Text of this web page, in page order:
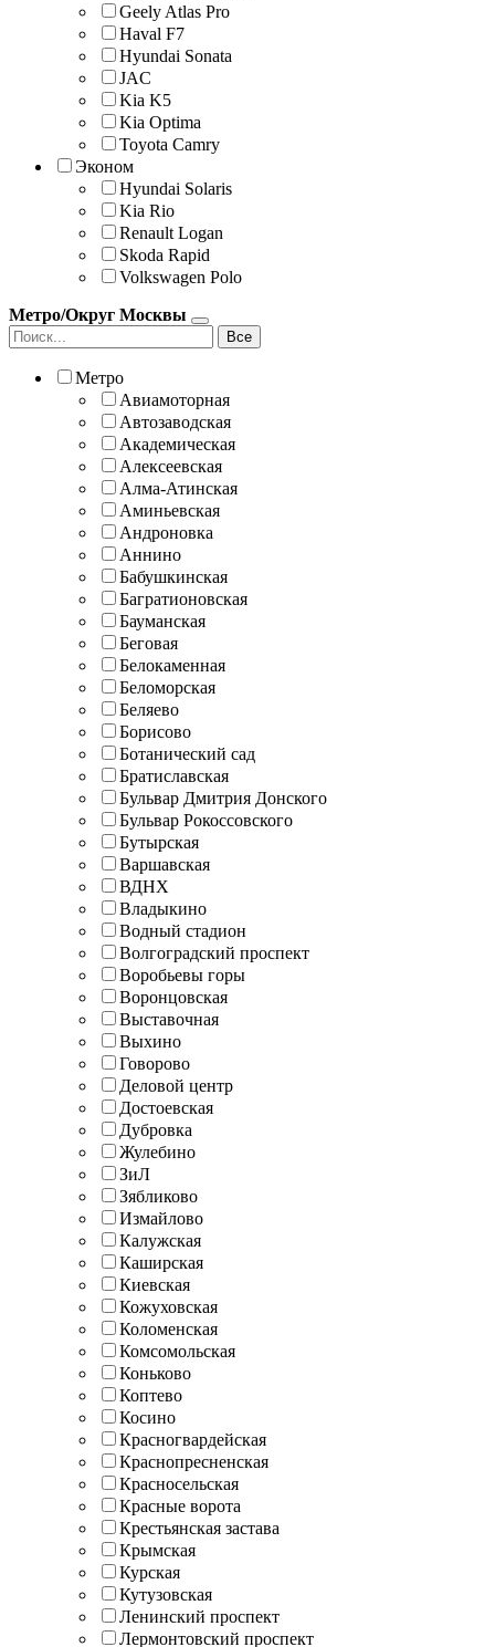
Geely Atlas Pro
Haval F7
Hyundai Sonata
JAС
Kia K5
Kia Optima
Toyota Camry
Эконом
Hyundai Solaris
Kia Rio
Renault Logan
Skoda Rapid
Volkswagen Polo
Метро/Округ Москвы
Все
Метро
Авиамоторная
Автозаводская
Академическая
Алексеевская
Алма-Атинская
Аминьевская
Андроновка
Аннино
Бабушкинская
Багратионовская
Бауманская
Беговая
Белокаменная
Беломорская
Беляево
Борисово
Ботанический сад
Братиславская
Бульвар Дмитрия Донского
Бульвар Рокоссовского
Бутырская
Варшавская
ВДНХ
Владыкино
Водный стадион
Волгоградский проспект
Воробьевы горы
Воронцовская
Выставочная
Выхино
Говорово
Деловой центр
Достоевская
Дубровка
Жулебино
ЗиЛ
Зябликово
Измайлово
Калужская
Каширская
Киевская
Кожуховская
Коломенская
Комсомольская
Коньково
Коптево
Косино
Красногвардейская
Краснопресненская
Красносельская
Красные ворота
Крестьянская застава
Крымская
Курская
Кутузовская
Ленинский проспект
Лермонтовский проспект